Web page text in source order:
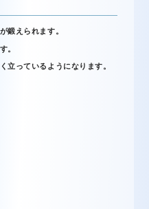
鍛えられます。
。
立っているようになります。